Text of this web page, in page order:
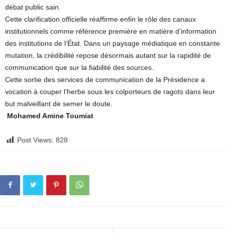
débat public sain.
Cette clarification officielle réaffirme enfin le rôle des canaux
institutionnels comme référence première en matière d’information
des institutions de l’État. Dans un paysage médiatique en constante
mutation, la crédibilité repose désormais autant sur la rapidité de
communication que sur la fiabilité des sources.
Cette sortie des services de communication de la Présidence a
vocation à couper l’herbe sous les colporteurs de ragots dans leur
but malveillant de semer le doute.
Mohamed Amine Toumiat
Post Views: 828